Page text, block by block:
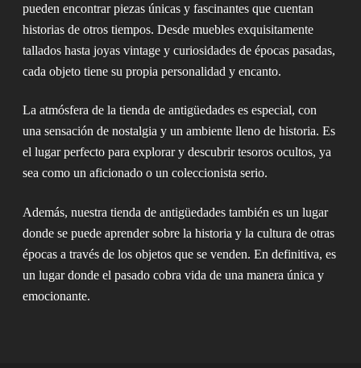
pueden encontrar piezas únicas y fascinantes que cuentan
historias de otros tiempos. Desde muebles exquisitamente
tallados hasta joyas vintage y curiosidades de épocas pasadas,
cada objeto tiene su propia personalidad y encanto.
La atmósfera de la tienda de antigüedades es especial, con
una sensación de nostalgia y un ambiente lleno de historia. Es
el lugar perfecto para explorar y descubrir tesoros ocultos, ya
sea como un aficionado o un coleccionista serio.
Además, nuestra tienda de antigüedades también es un lugar
donde se puede aprender sobre la historia y la cultura de otras
épocas a través de los objetos que se venden. En definitiva, es
un lugar donde el pasado cobra vida de una manera única y
emocionante.